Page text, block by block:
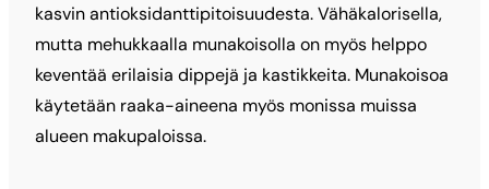
kasvin antioksidanttipitoisuudesta. Vähäkalorisella,
mutta mehukkaalla munakoisolla on myös helppo
keventää erilaisia dippejä ja kastikkeita. Munakoisoa
käytetään raaka-aineena myös monissa muissa
alueen makupaloissa.